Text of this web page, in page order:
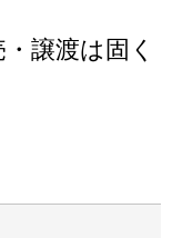
譲渡は固く